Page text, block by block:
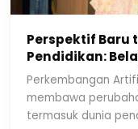
Perspektif Baru
Pendidikan:
Perkembangan
membawa
termasuk dunia